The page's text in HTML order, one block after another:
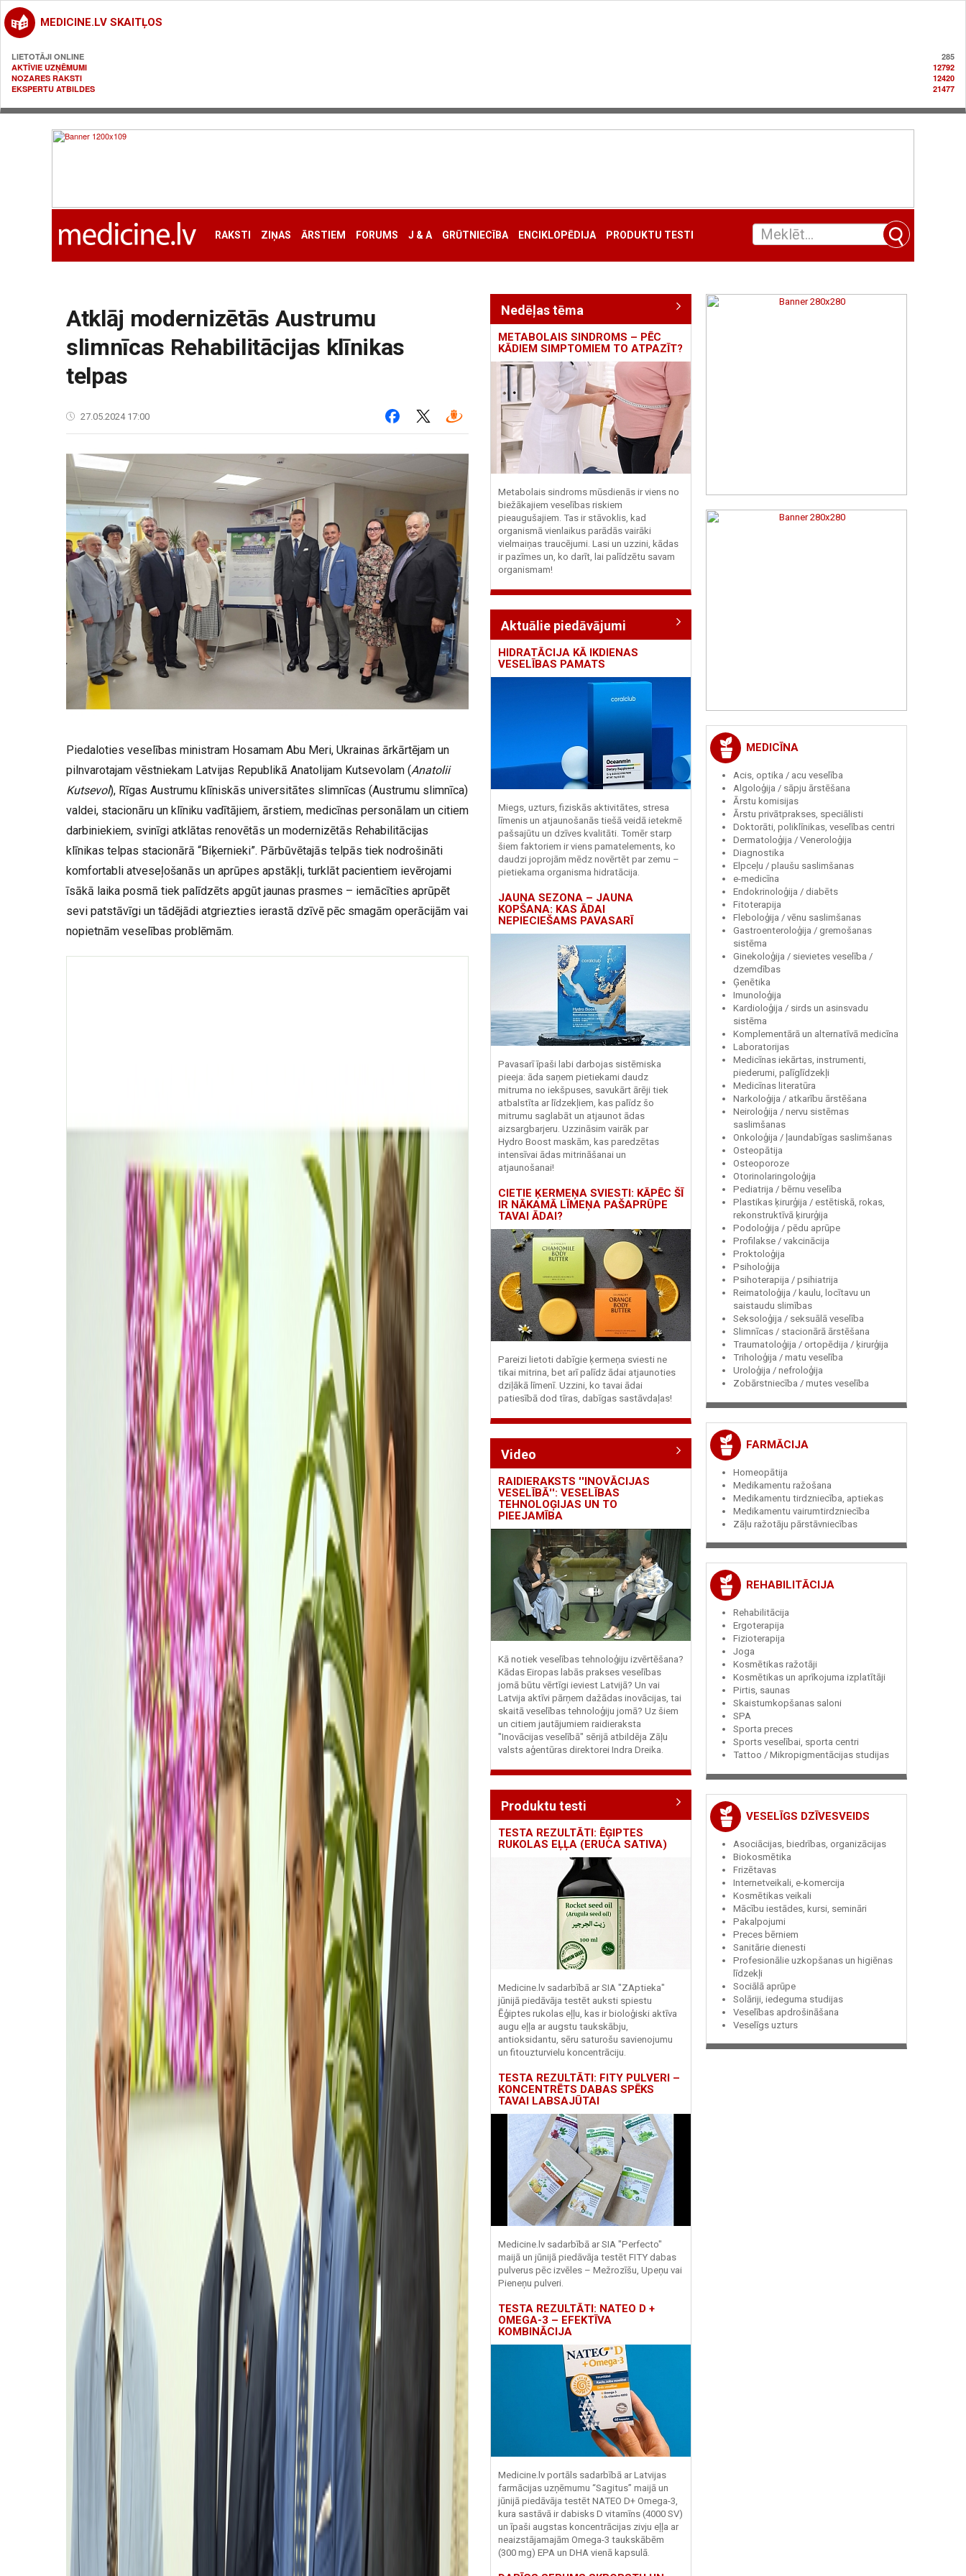
MEDICINE.LV SKAITĻOS
LIETOTĀJI ONLINE
285
AKTĪVIE UZŅĒMUMI
12792
NOZARES RAKSTI
12420
EKSPERTU ATBILDES
21477
RAKSTI ZIŅAS ĀRSTIEM FORUMS J & A GRŪTNIECĪBA ENCIKLOPĒDIJA PRODUKTU TESTI
Atklāj modernizētās Austrumu
slimnīcas Rehabilitācijas klīnikas
telpas
27.05.2024 17:00
Piedaloties veselības ministram Hosamam Abu Meri, Ukrainas ārkārtējam un
pilnvarotajam vēstniekam Latvijas Republikā Anatolijam Kutsevolam (Anatolii
Kutsevol), Rīgas Austrumu klīniskās universitātes slimnīcas (Austrumu slimnīca)
valdei, stacionāru un klīniku vadītājiem, ārstiem, medicīnas personālam un citiem
darbiniekiem, svinīgi atklātas renovētās un modernizētās Rehabilitācijas
klīnikas telpas stacionārā “Biķernieki”. Pārbūvētajās telpās tiek nodrošināti
komfortabli atveseļošanās un aprūpes apstākļi, turklāt pacientiem ievērojami
īsākā laika posmā tiek palīdzēts apgūt jaunas prasmes – iemācīties aprūpēt
sevi patstāvīgi un tādējādi atgriezties ierastā dzīvē pēc smagām operācijām vai
nopietnām veselības problēmām.
Nedēļas tēma
METABOLAIS SINDROMS – PĒC
KĀDIEM SIMPTOMIEM TO ATPAZĪT?
Metabolais sindroms mūsdienās ir viens no
biežākajiem veselības riskiem
pieaugušajiem. Tas ir stāvoklis, kad
organismā vienlaikus parādās vairāki
vielmaiņas traucējumi. Lasi un uzzini, kādas
ir pazīmes un, ko darīt, lai palīdzētu savam
organismam!
Aktuālie piedāvājumi
HIDRATĀCIJA KĀ IKDIENAS
VESELĪBAS PAMATS
Miegs, uzturs, fiziskās aktivitātes, stresa
līmenis un atjaunošanās tiešā veidā ietekmē
pašsajūtu un dzīves kvalitāti. Tomēr starp
šiem faktoriem ir viens pamatelements, ko
daudzi joprojām mēdz novērtēt par zemu –
pietiekama organisma hidratācija.
JAUNA SEZONA – JAUNA
KOPŠANA: KAS ĀDAI
NEPIECIEŠAMS PAVASARĪ
Pavasarī īpaši labi darbojas sistēmiska
pieeja: āda saņem pietiekami daudz
mitruma no iekšpuses, savukārt ārēji tiek
atbalstīta ar līdzekļiem, kas palīdz šo
mitrumu saglabāt un atjaunot ādas
aizsargbarjeru. Uzzināsim vairāk par
Hydro Boost maskām, kas paredzētas
intensīvai ādas mitrināšanai un
atjaunošanai!
CIETIE ĶERMEŅA SVIESTI: KĀPĒC ŠĪ
IR NĀKAMĀ LĪMEŅA PAŠAPRŪPE
TAVAI ĀDAI?
Pareizi lietoti dabīgie ķermeņa sviesti ne
tikai mitrina, bet arī palīdz ādai atjaunoties
dziļākā līmenī. Uzzini, ko tavai ādai
patiesībā dod tīras, dabīgas sastāvdaļas!
Video
RAIDIERAKSTS ''INOVĀCIJAS
VESELĪBĀ'': VESELĪBAS
TEHNOLOĢIJAS UN TO
PIEEJAMĪBA
Kā notiek veselības tehnoloģiju izvērtēšana?
Kādas Eiropas labās prakses veselības
jomā būtu vērtīgi ieviest Latvijā? Un vai
Latvija aktīvi pārņem dažādas inovācijas, tai
skaitā veselības tehnoloģiju jomā? Uz šiem
un citiem jautājumiem raidieraksta
"Inovācijas veselībā" sērijā atbildēja Zāļu
valsts aģentūras direktorei Indra Dreika.
Produktu testi
TESTA REZULTĀTI: ĒĢIPTES
RUKOLAS EĻĻA (ERUCA SATIVA)
Medicine.lv sadarbībā ar SIA "ZAptieka"
jūnijā piedāvāja testēt auksti spiestu
Ēģiptes rukolas eļļu, kas ir bioloģiski aktīva
augu eļļa ar augstu taukskābju,
antioksidantu, sēru saturošu savienojumu
un fitouzturvielu koncentrāciju.
TESTA REZULTĀTI: FITY PULVERI –
KONCENTRĒTS DABAS SPĒKS
TAVAI LABSAJŪTAI
Medicine.lv sadarbībā ar SIA "Perfecto"
maijā un jūnijā piedāvāja testēt FITY dabas
pulverus pēc izvēles – Mežrozīšu, Upeņu vai
Pieneņu pulveri.
TESTA REZULTĀTI: NATEO D +
OMEGA-3 – EFEKTĪVA
KOMBINĀCIJA
Medicine.lv portāls sadarbībā ar Latvijas
farmācijas uzņēmumu “Sagitus” maijā un
jūnijā piedāvāja testēt NATEO D+ Omega-3,
kura sastāvā ir dabisks D vitamīns (4000 SV)
un īpaši augstas koncentrācijas zivju eļļa ar
neaizstājamajām Omega-3 taukskābēm
(300 mg) EPA un DHA vienā kapsulā.
MEDICĪNA
Acis, optika / acu veselība
Algoloģija / sāpju ārstēšana
Ārstu komisijas
Ārstu privātprakses, speciālisti
Doktorāti, poliklīnikas, veselības centri
Dermatoloģija / Veneroloģija
Diagnostika
Elpceļu / plaušu saslimšanas
e-medicīna
Endokrinoloģija / diabēts
Fitoterapija
Fleboloģija / vēnu saslimšanas
Gastroenteroloģija / gremošanas
sistēma
Ginekoloģija / sievietes veselība /
dzemdības
Ģenētika
Imunoloģija
Kardioloģija / sirds un asinsvadu
sistēma
Komplementārā un alternatīvā medicīna
Laboratorijas
Medicīnas iekārtas, instrumenti,
piederumi, palīglīdzekļi
Medicīnas literatūra
Narkoloģija / atkarību ārstēšana
Neiroloģija / nervu sistēmas
saslimšanas
Onkoloģija / ļaundabīgas saslimšanas
Osteopātija
Osteoporoze
Otorinolaringoloģija
Pediatrija / bērnu veselība
Plastikas ķirurģija / estētiskā, rokas,
rekonstruktīvā ķirurģija
Podoloģija / pēdu aprūpe
Profilakse / vakcinācija
Proktoloģija
Psiholoģija
Psihoterapija / psihiatrija
Reimatoloģija / kaulu, locītavu un
saistaudu slimības
Seksoloģija / seksuālā veselība
Slimnīcas / stacionārā ārstēšana
Traumatoloģija / ortopēdija / ķirurģija
Triholoģija / matu veselība
Uroloģija / nefroloģija
Zobārstniecība / mutes veselība
FARMĀCIJA
Homeopātija
Medikamentu ražošana
Medikamentu tirdzniecība, aptiekas
Medikamentu vairumtirdzniecība
Zāļu ražotāju pārstāvniecības
REHABILITĀCIJA
Rehabilitācija
Ergoterapija
Fizioterapija
Joga
Kosmētikas ražotāji
Kosmētikas un aprīkojuma izplatītāji
Pirtis, saunas
Skaistumkopšanas saloni
SPA
Sporta preces
Sports veselībai, sporta centri
Tattoo / Mikropigmentācijas studijas
VESELĪGS DZĪVESVEIDS
Asociācijas, biedrības, organizācijas
Biokosmētika
Frizētavas
Internetveikali, e-komercija
Kosmētikas veikali
Mācību iestādes, kursi, semināri
Pakalpojumi
Preces bērniem
Sanitārie dienesti
Profesionālie uzkopšanas un higiēnas
līdzekļi
Sociālā aprūpe
Solāriji, iedeguma studijas
Veselības apdrošināšana
Veselīgs uzturs